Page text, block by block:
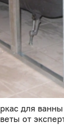
для
от